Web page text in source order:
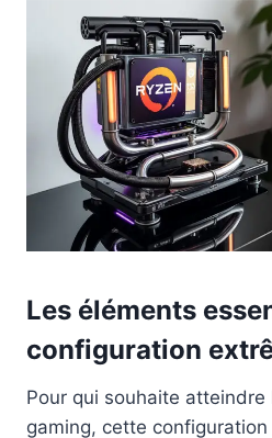
Les éléments
configuration
Pour qui souhaite atteindre
gaming, cette configuration